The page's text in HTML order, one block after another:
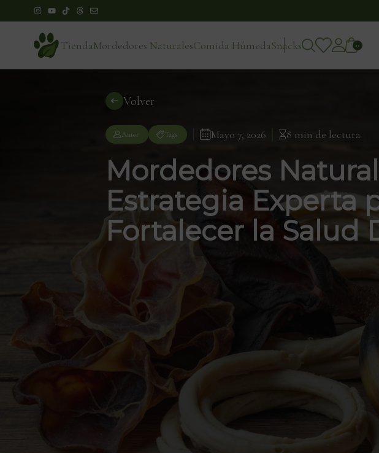
TiendaMordedores NaturalesComida HúmedaSnacks 0
Volver
Autor Tags Mayo 7, 2026 8 min de lectura
Mordedores
Estrategia Experta
Fortalecer la Salud